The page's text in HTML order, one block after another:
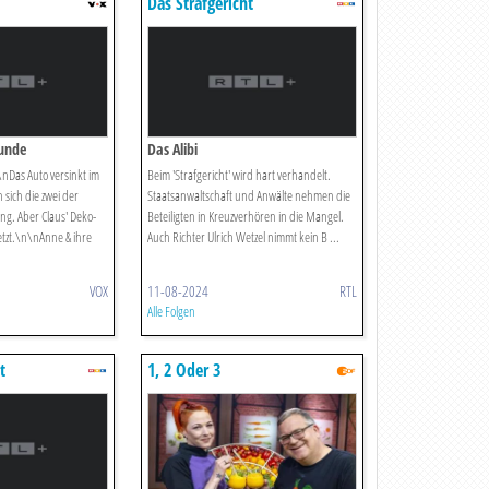
Auto versinkt im
die zwei der
Aber Claus' Deko-
& ihre
VOX
Das Alibi
Beim 'Strafgericht' wird hart verhandelt.
Staatsanwaltschaft und Anwälte nehmen die
Beteiligten in Kreuzverhören in die Mangel.
Auch Richter Ulrich Wetzel nimmt kein B ...
11-08-2024 RTL
Alle Folgen
1, 2 Oder 3